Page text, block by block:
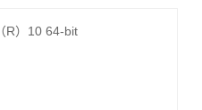
R）10 64-bit